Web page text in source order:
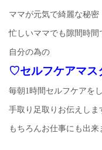
ママが元気で綺麗な秘密
忙しいママでも隙間時間
自分の為の
♡セルフケアマ
毎朝1時間セルフケアを
手取り足取りお伝えしま
もちろんお仕事にも出来